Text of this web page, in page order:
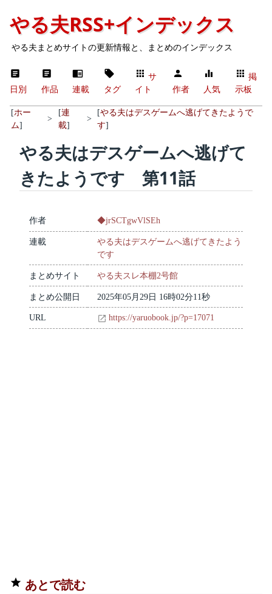
やる夫RSS+インデックス
やる夫まとめサイトの更新情報と、まとめのインデックス
日別 作品 連載 タグ
サ
イト
作者 人気
掲
示板
[ホー
ム]
>
[連
載]
>
[やる夫はデスゲームへ逃げてきたようで
す]
やる夫はデスゲームへ逃げて
きたようです 第11話
作者 ◆jrSCTgwVlSEh
連載
やる夫はデスゲームへ逃げてきたよう
です
まとめサイト やる夫スレ本棚2号館
まとめ公開日 2025年05月29日 16時02分11秒
URL https://yaruobook.jp/?p=17071
あとで読む